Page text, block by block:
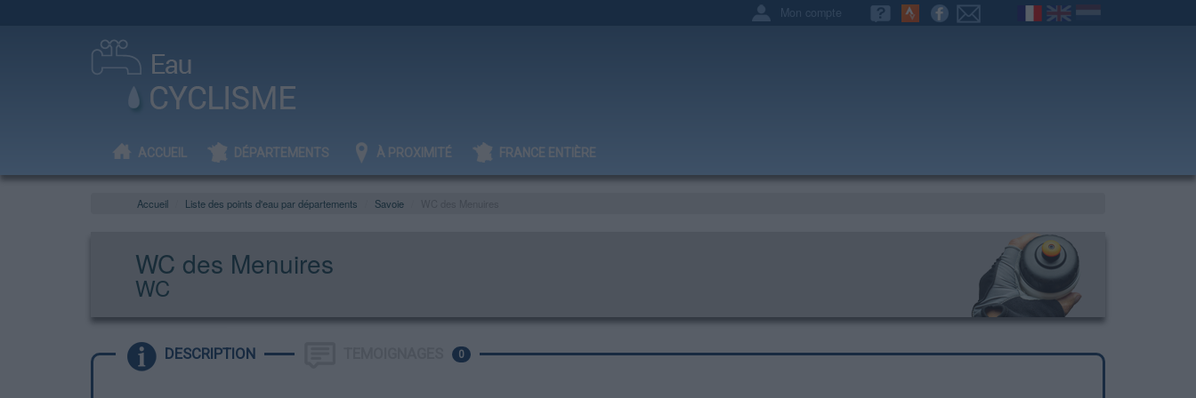
Mon compte
ACCUEIL DÉPARTEMENTS À PROXIMITÉ FRANCE ENTIÈRE
Accueil Liste des points d'eau par départements Savoie
WC des Menuires
WC
DESCRIPTION 0